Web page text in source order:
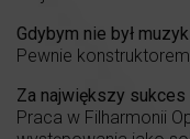
Gdybym nie był
Pewnie
Za największy
Praca w Filharmonii